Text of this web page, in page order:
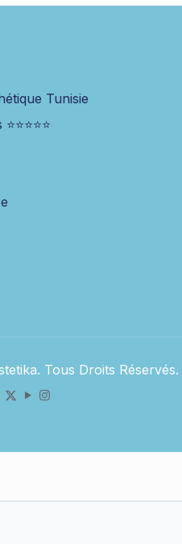
Tunisie
Tous Droits Réservés.